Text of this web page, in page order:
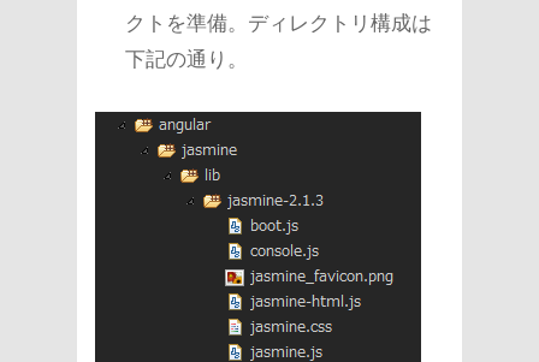
クトを準備。ディレクトリ構成は
下記の通り。